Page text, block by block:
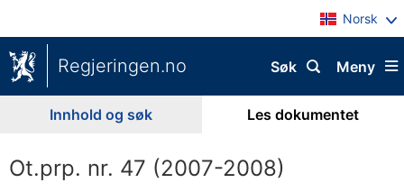
Norsk
Regjeringen.no Meny
Søk
Innhold og søk Les dokumentet
Ot.prp. nr. 47 (2007-2008)